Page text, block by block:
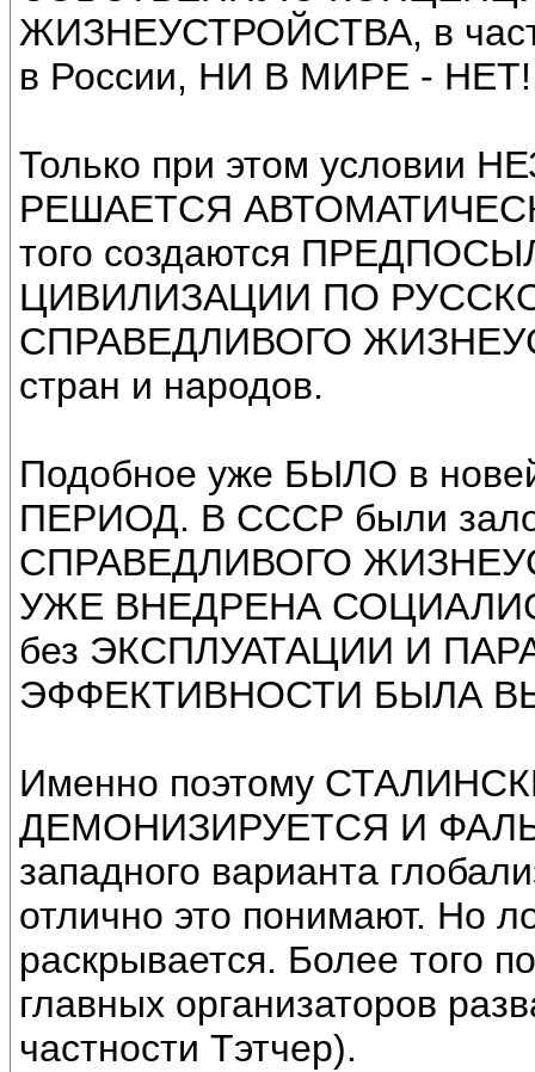
ЖИЗНЕУСТРОЙСТВА, в
в России, НИ В МИРЕ -
Только при этом
РЕШАЕТСЯ
того создаются
ЦИВИЛИЗАЦИИ ПО
СПРАВЕДЛИВОГО
стран и народов.
Подобное уже БЫЛО в
ПЕРИОД. В СССР были
СПРАВЕДЛИВОГО
УЖЕ ВНЕДРЕНА
без ЭКСПЛУАТАЦИИ И
ЭФФЕКТИВНОСТИ БЫЛА
Именно поэтому
ДЕМОНИЗИРУЕТСЯ И
западного варианта
отлично это понимают. Но
раскрывается. Более того
главных организаторов
частности Тэтчер).